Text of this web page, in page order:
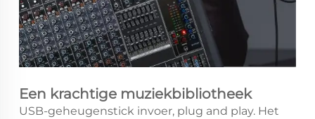
Een krachtige muziekbibliotheek
USB-geheugenstick invoer, plug and play. Het